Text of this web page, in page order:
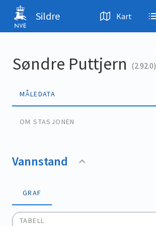
Hopp til hovedinnhold
Sildre Kart
Søndre Puttjern (2.92.0)
MÅLEDATA
OM STASJONEN
Vannstand
GRAF
TABELL